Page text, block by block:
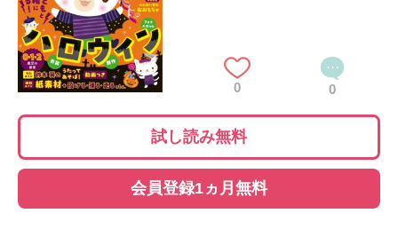
0 0
試し読み無料
会員登録1ヵ月無料